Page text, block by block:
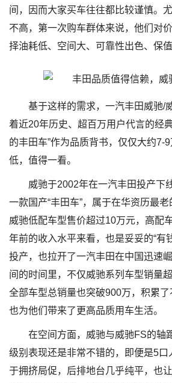
间，因而大家买车往往都比较谨慎。
不高，第一次购车群体来说，他们对
择油耗低、空间大、可靠性出色、保值
基于这样的需求，一汽丰田威驰/
着近20年历史、超百万用户代言的经
的丰田车”作为品质背书，仅仅大约7-
低，值得一看。
威驰于2002年在一汽丰田投产下
一款国产“丰田车”，属于在华资历最
威驰低配车型售价超过10万元，高配
年前的收入水平来看，也是妥妥的“有
投产，也拉开了一汽丰田在中国迅速
间的时间里，不仅威驰系列车型销量
全部车型总销量也突破900万，积累了
也为他们带来了更高品质用车生活。
在空间方面，威驰与威驰FS的轴
级别表现还是非常不错的，即便是5口
于拥挤局促，后排地台几乎纯平，也